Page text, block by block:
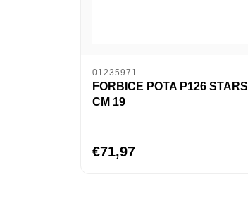
01235971
FORBICE POTA P126 STARS
CM 19
€71,97